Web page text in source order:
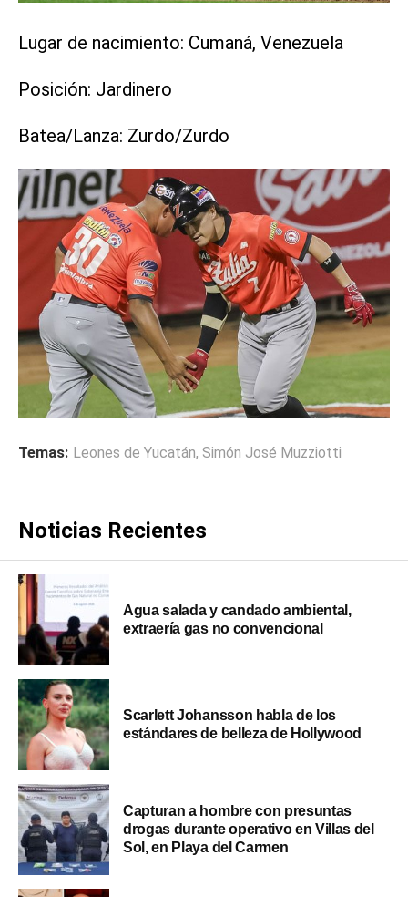
Lugar de nacimiento: Cumaná, Venezuela
Posición: Jardinero
Batea/Lanza: Zurdo/Zurdo
Temas: Leones de Yucatán, Simón José Muzziotti
Noticias Recientes
Agua salada y candado ambiental,
extraería gas no convencional
Scarlett Johansson habla de los
estándares de belleza de Hollywood
Capturan a hombre con presuntas
drogas durante operativo en Villas del
Sol, en Playa del Carmen